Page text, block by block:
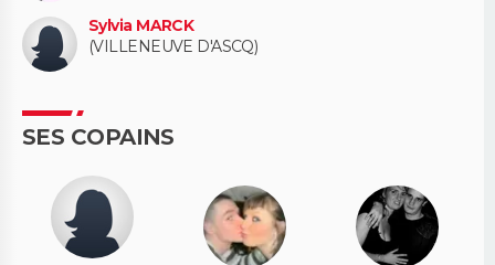
Sylvia MARCK
(VILLENEUVE D'ASCQ)
SES COPAINS